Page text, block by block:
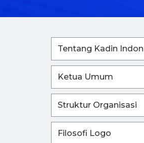
Tentang Kadin
Ketua Umum
Struktur Organisasi
Filosofi Logo